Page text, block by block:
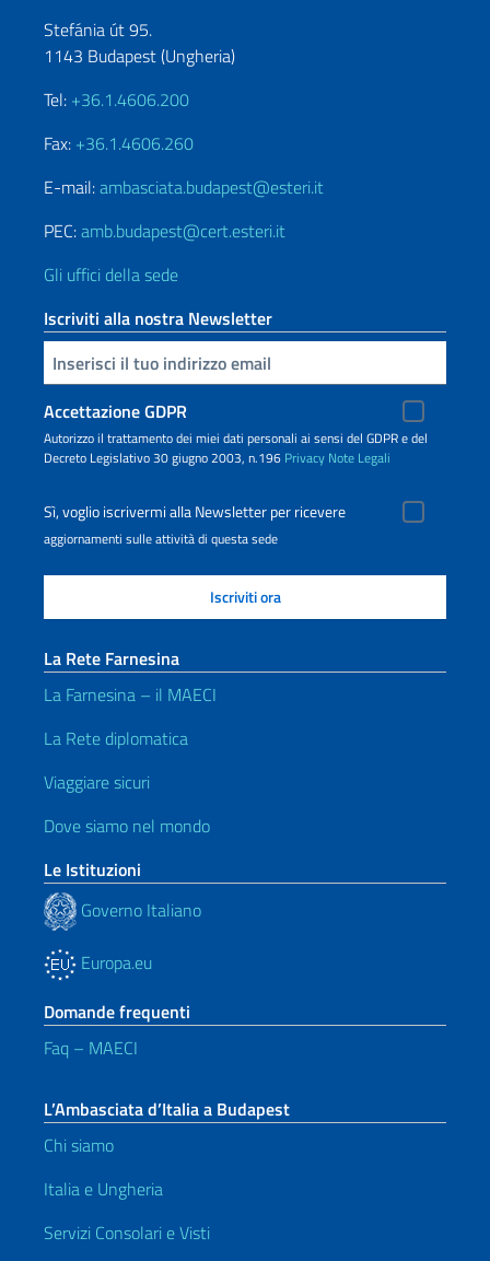
Stefánia út 95.
1143 Budapest (Ungheria)
Tel: +36.1.4606.200
Fax: +36.1.4606.260
E-mail:ambasciata.budapest@esteri.it
PEC:amb.budapest@cert.esteri.it
Gli uffici della sede
Iscriviti alla nostra Newsletter
Inserisci la tua email
Accettazione GDPR
Autorizzo il trattamento dei miei dati personali ai sensi del GDPR e del
Decreto Legislativo 30 giugno 2003, n.196 Privacy Note Legali
Sì, voglio iscrivermi alla Newsletter per ricevere
aggiornamenti sulle attività di questa sede
La Rete Farnesina
La Farnesina – il MAECI
La Rete diplomatica
Viaggiare sicuri
Dove siamo nel mondo
Le Istituzioni
Governo Italiano
Europa.eu
Domande frequenti
Faq – MAECI
L’Ambasciata d’Italia a Budapest
Chi siamo
Italia e Ungheria
Servizi Consolari e Visti